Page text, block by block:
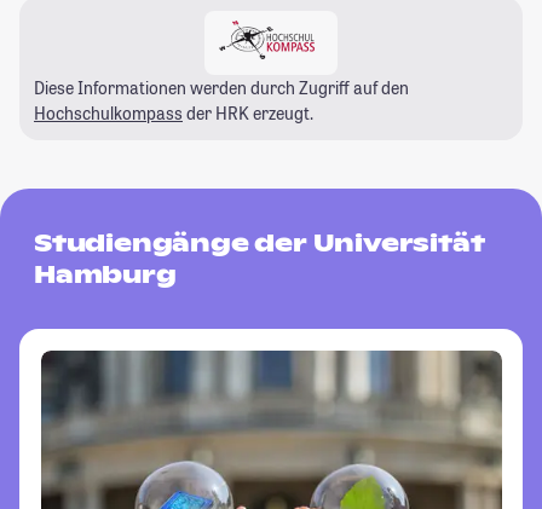
Diese Informationen werden durch Zugriff auf den
Hochschulkompass der HRK erzeugt.
Studiengänge der Universität
Hamburg